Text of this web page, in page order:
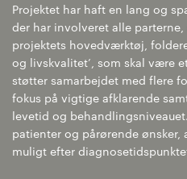
Projektet har haft en lang og
der har involveret alle
projektets hovedværktøj,
og livskvalitet’, som skal være
støtter samarbejdet med flere
fokus på vigtige afklarende
levetid og
patienter og pårørende
muligt efter